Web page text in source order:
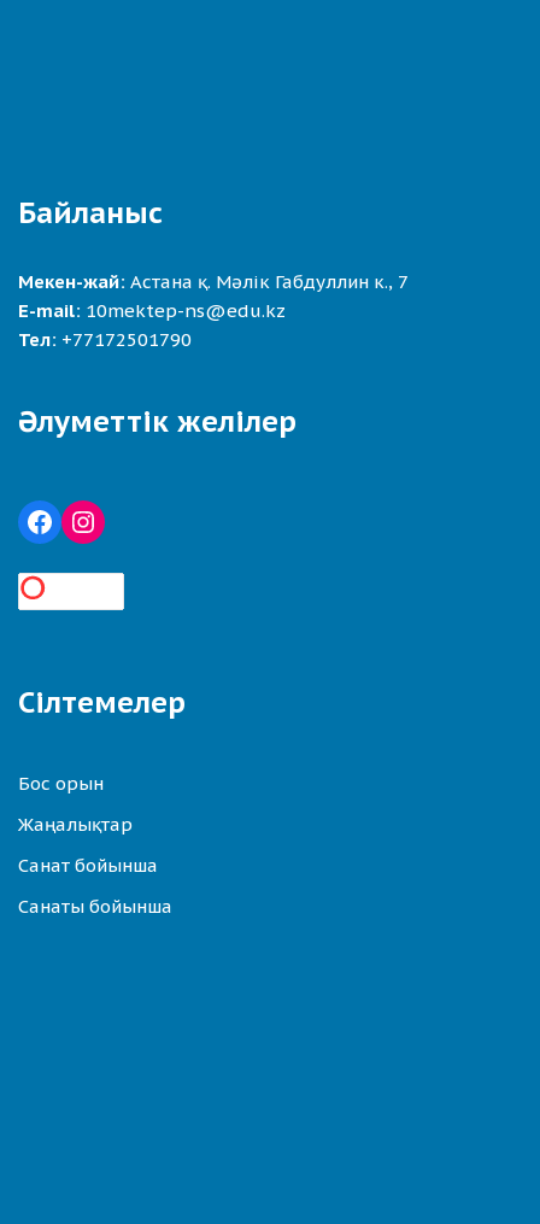
Байланыс
Мекен-жай: Астана қ. Мәлік Габдуллин к., 7
E-mail: 10mektep-ns@edu.kz
Тел: +77172501790
Әлуметтік желілер
Сілтемелер
Бос орын
Жаңалықтар
Санат бойынша
Санаты бойынша